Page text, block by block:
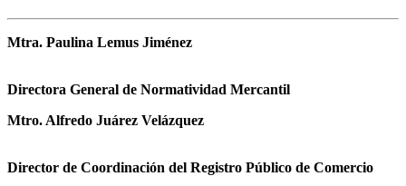
Mtra. Paulina Lemus Jiménez
Directora General de Normatividad Mercantil
Mtro. Alfredo Juárez Velázquez
Director de Coordinación del Registro Público de Comercio